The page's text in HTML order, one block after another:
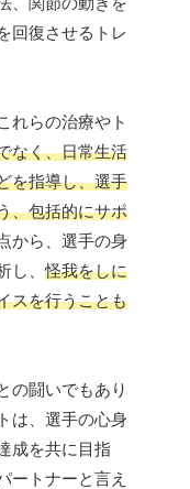
回復させるトレ
れらの治療やト
なく、日常生活
を指導し、選手
、包括的にサポ
から、選手の身
し、怪我をしに
スを行うことも
の闘いでもあり
は、選手の心身
成を共に目指
ートナーと言え